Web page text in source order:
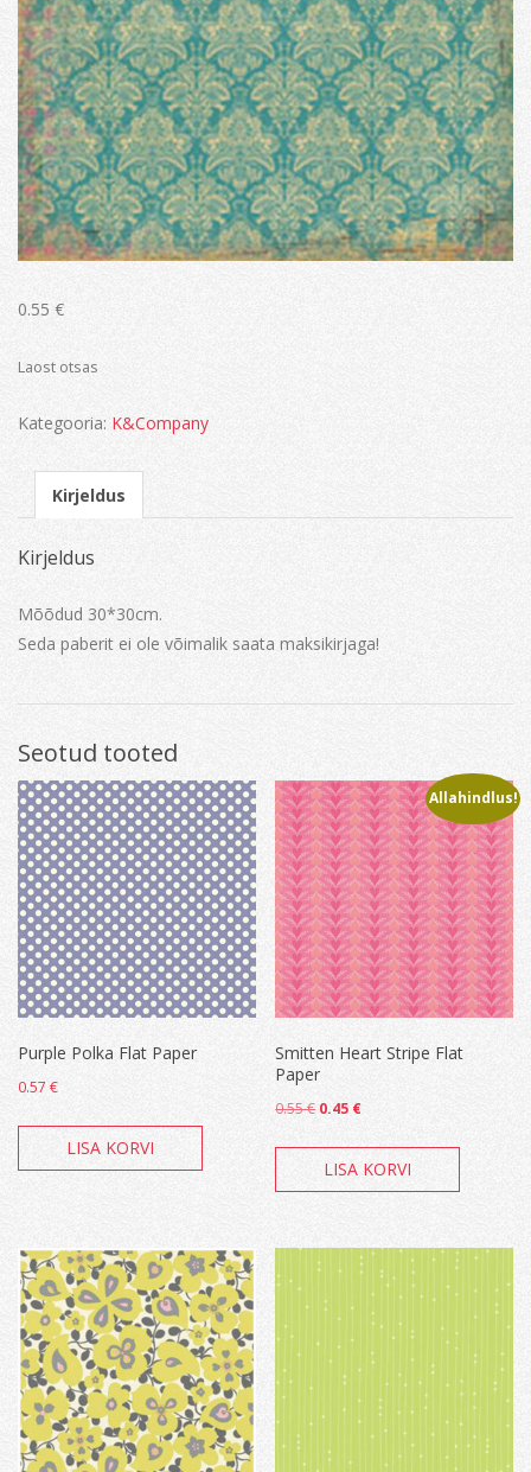
0.55 €
Laost otsas
Kategooria: K&Company
Kirjeldus
Kirjeldus
Mõõdud 30*30cm.
Seda paberit ei ole võimalik saata maksikirjaga!
Seotud tooted
Purple Polka Flat Paper
0.57 €
LISA KORVI
Allahindlus!
Smitten Heart Stripe Flat
Paper
0.55€ Algne
oli:
0.55 €.
0.45 €Current
is:
0.45 €.
LISA KORVI